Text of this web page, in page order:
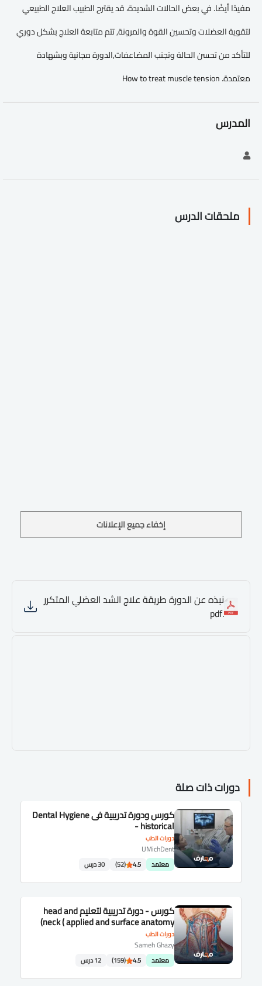
مفيدًا أيضًا. في بعض الحالات الشديدة، قد يقترح الطبيب العلاج الطبيعي
لتقوية العضلات وتحسين القوة والمرونة, تتم متابعة العلاج بشكل دوري
للتأكد من تحسن الحالة وتجنب المضاعفات,الدورة مجانية وبشهادة
معتمدة. How to treat muscle tension
المدرس
ملحقات الدرس
إخفاء جميع الإعلانات
نبذه عن الدورة طريقة علاج الشد العضلي المتكرر
.pdf
دورات ذات صلة
دورات الطب
كورس ودورة تدريبية فى Dental Hygiene
- historical
UMichDent
معتمد 4.5
(52) 30 درس
دورات الطب
كورس - دورة تدريبية لتعليم head and
neck ( applied and surface anatomy)
Sameh Ghazy
معتمد 4.5
(159) 12 درس